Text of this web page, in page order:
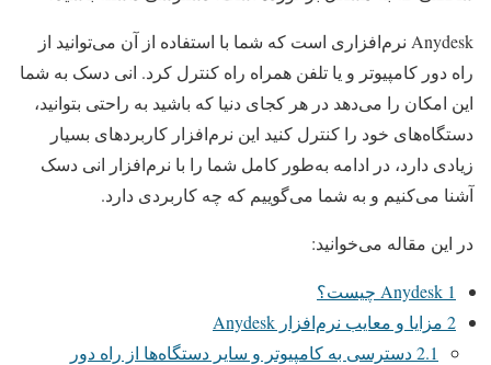
Anydesk نرم‌افزاری است که شما با استفاده از آن می‌توانید از
راه دور کامپیوتر و یا تلفن همراه راه کنترل کرد. انی دسک به شما
این امکان را می‌دهد در هر کجای دنیا که باشید به راحتی بتوانید،
دستگاه‌های خود را کنترل کنید این نرم‌افزار کاربردهای بسیار
زیادی دارد، در ادامه به‌طور کامل شما را با نرم‌افزار انی دسک
آشنا می‌کنیم و به شما می‌گوییم که چه کاربردی دارد.
در این مقاله می‌خوانید:
1
2 مزایا و معایب نرم‌افزار Anydesk
2.1دسترسی به کامپیوتر و سایر دستگاه‌ها از راه دور